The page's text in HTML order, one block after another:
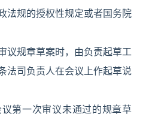
法规的授权性规定或者国务院
议规章草案时，由负责起草工
法司负责人在会议上作起草说
第一次审议未通过的规章草